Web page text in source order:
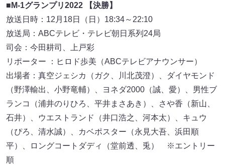
■ M-1グランプリ2022 【決勝】
放送日時：12月18日（日）18:34～22:10
放送局：ABCテレビ・テレビ朝日系列24局
司会：今田耕司、上戸彩
リポーター ：ヒロド歩美（ABCテレビアナウンサー）
出場者：真空ジェシカ（ガク、川北茂澄）、ダイヤモンド
（野澤輸出、小野竜輔）、ヨネダ2000（誠、愛）、男性ブ
ランコ（浦井のりひろ、平井まさあき）、さや香（新山、
石井）、ウエストランド（井口浩之、河本太）、キュウ
（ぴろ、清水誠）、カベポスター（永見大吾、浜田順
平）、ロングコートダディ（堂前透、兎） ※エントリー
順